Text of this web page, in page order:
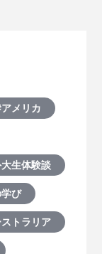
メリカ
生体験談
び
トラリア